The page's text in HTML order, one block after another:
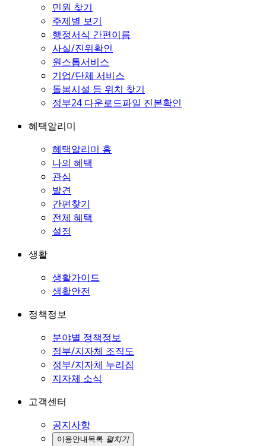
민원 찾기
주제별 보기
행정서식 간편이름
사실/진위확인
원스톱서비스
기업/단체 서비스
돌봄시설 등 위치 찾기
정부24 다운로드파일 진본확인
혜택알리미
혜택알리미 홈
나의 혜택
관심
발견
간편찾기
전체 혜택
설정
생활
생활가이드
생활안전
정책정보
분야별 정책정보
정부/지자체 조직도
정부/지자체 누리집
지자체 소식
고객센터
공지사항
이용안내 목록 펼치기